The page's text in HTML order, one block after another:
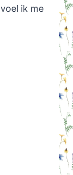
ik me